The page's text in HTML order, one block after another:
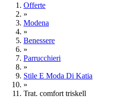
Offerte
»
Modena
»
Benessere
»
Parrucchieri
»
Stile E Moda Di Katia
»
Trat. comfort triskell